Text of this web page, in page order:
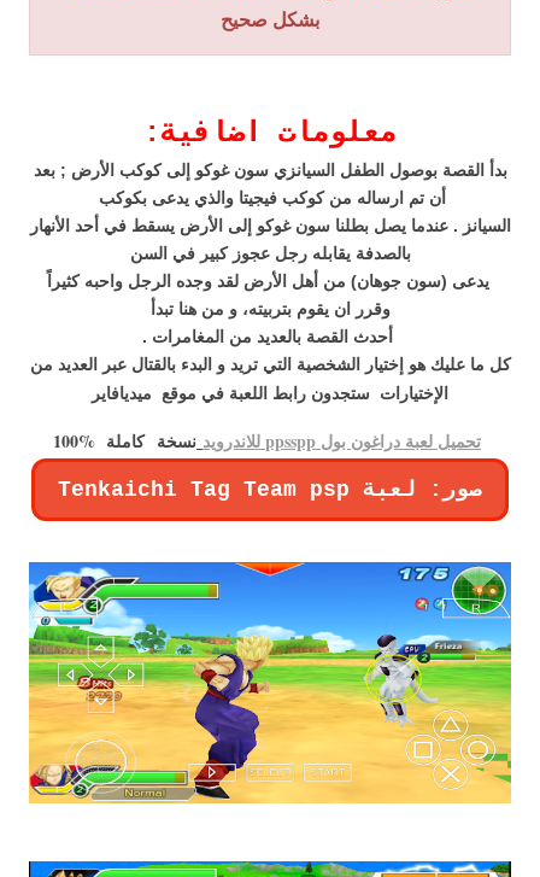
بشكل صحيح
معلومات اضافية :
بدأ القصة بوصول الطفل السيانزي سون غوكو إلى كوكب الأرض ; بعد
أن تم ارساله من كوكب فيجيتا والذي يدعى بكوكب
السيانز . عندما يصل بطلنا سون غوكو إلى الأرض يسقط في أحد الأنهار
بالصدفة يقابله رجل عجوز كبير في السن
يدعى (سون جوهان) من أهل الأرض لقد وجده الرجل واحبه كثيراً
وقرر ان يقوم بتربيته، و من هنا تبدأ
أحدث القصة بالعديد من المغامرات .
كل ما عليك هو إختيار الشخصية التي تريد و البدء بالقتال عبر العديد من
الإختيارات ستجدون رابط اللعبة في موقع ميديافاير
تحميل لعبة دراغون بول ppsspp للاندرويد نسخة كاملة %100
صور: لعبة Tenkaichi Tag Team psp